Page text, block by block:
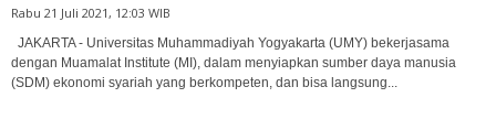
Rabu 21 Juli 2021, 12:03 WIB
JAKARTA - Universitas Muhammadiyah Yogyakarta (UMY) bekerjasama
dengan Muamalat Institute (MI), dalam menyiapkan sumber daya manusia
(SDM) ekonomi syariah yang berkompeten, dan bisa langsung...